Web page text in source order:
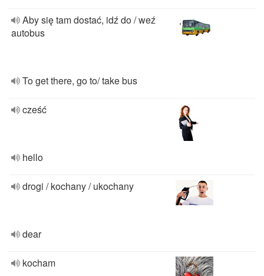
Aby się tam dostać, idź do / weź
autobus
To get there, go to/ take bus
cześć
hello
drogi / kochany / ukochany
dear
kocham